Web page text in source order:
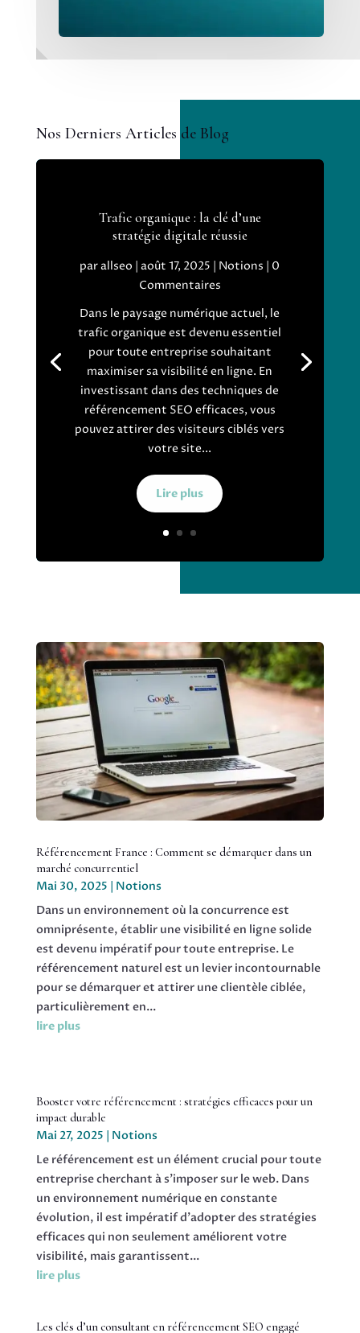
Nos Derniers Articles de Blog
Trafic organique : la clé d’une
stratégie digitale réussie
parallseo |août 17, 2025 | Notions | 0
Commentaires
Dans le paysage numérique actuel, le
trafic organique est devenu essentiel
pour toute entreprise souhaitant
maximiser sa visibilité en ligne. En
investissant dans des techniques de
référencement SEO efficaces, vous
pouvez attirer des visiteurs ciblés vers
votre site...
Lire plus
Référencement France : Comment se démarquer dans un
marché concurrentiel
Mai 30, 2025
Notions
Dans un environnement où la concurrence est
omniprésente, établir une visibilité en ligne solide
est devenu impératif pour toute entreprise. Le
référencement naturel est un levier incontournable
pour se démarquer et attirer une clientèle ciblée,
particulièrement en...
lire plus
Booster votre référencement : stratégies efficaces pour un
impact durable
Mai 27, 2025
Notions
Le référencement est un élément crucial pour toute
entreprise cherchant à s'imposer sur le web. Dans
un environnement numérique en constante
évolution, il est impératif d'adopter des stratégies
efficaces qui non seulement améliorent votre
visibilité, mais garantissent...
lire plus
Les clés d’un consultant en référencement SEO engagé